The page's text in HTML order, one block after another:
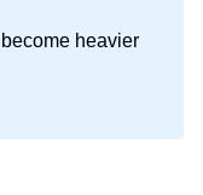
heavier